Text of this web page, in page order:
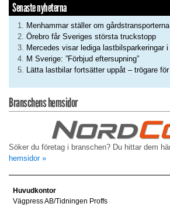
Senaste nyheterna
Menhammar ställer om
Örebro får Sveriges största truckstopp
Mercedes visar lediga lastbilsparkeringar
M Sverige: ”Förbjud eftersupning”
Lätta lastbilar fortsätter uppåt – trögare
Branschens hemsidor
Söker du företag i branschen? Du hittar dem
hemsidor »
Huvudkontor
Vägpress AB/Tidningen Proffs